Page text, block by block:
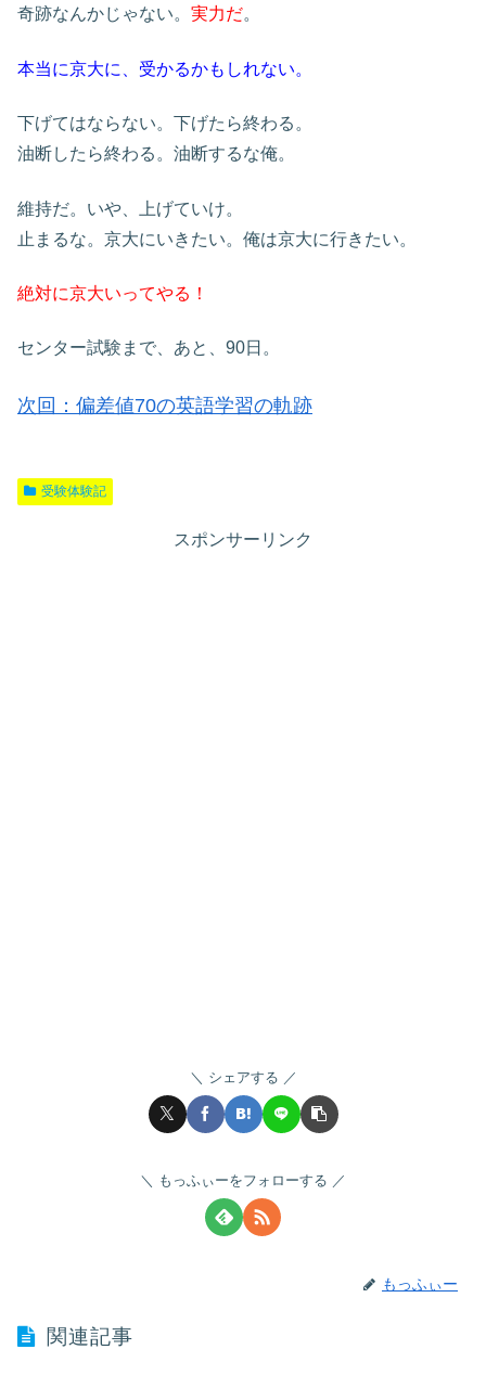
奇跡なんかじゃない。 実力だ。
本当に京大に、受かるかもしれない。
下げてはならない。下げたら終わる。
油断したら終わる。油断するな俺。
維持だ。いや、上げていけ。
止まるな。京大にいきたい。俺は京大に行きたい。
絶対に京大いってやる！
センター試験まで、あと、90日。
次 回：偏差値70の英語学習の軌跡
受験体験記
スポンサーリンク
シェアする
もっふぃーをフォローする
もっふぃー
関連記事